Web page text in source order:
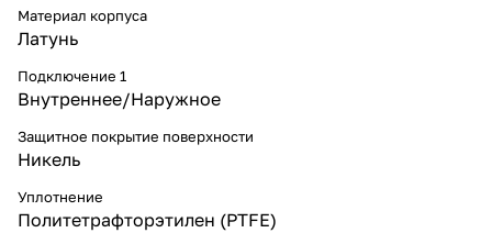
Материал корпуса
Латунь
Подключение 1
Внутреннее/Наружное
Защитное покрытие поверхности
Никель
Уплотнение
Политетрафторэтилен (PTFE)